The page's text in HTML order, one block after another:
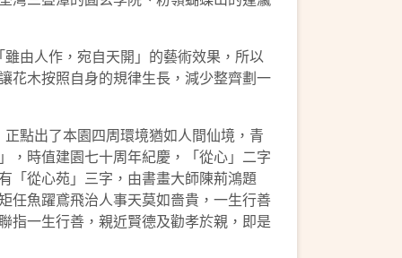
由人作，宛自天開」的藝術效果，所以
花木按照自身的規律生長，減少整齊劃一
點出了本園四周環境猶如人間仙境，青
，時值建園七十周年紀慶，「從心」二字
「從心苑」三字，由書畫大師陳荊鴻題
任魚躍鳶飛治人事天莫如嗇貴，一生行善
指一生行善，親近賢德及勸孝於親，即是